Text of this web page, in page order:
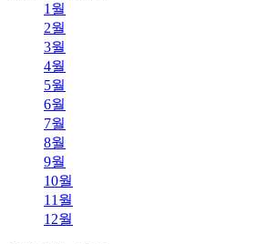
1월
2월
3월
4월
5월
6월
7월
8월
9월
10월
11월
12월